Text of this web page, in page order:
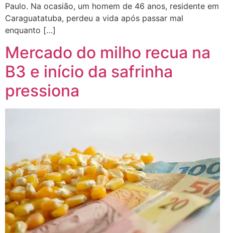
Paulo. Na ocasião, um homem de 46 anos, residente em
Caraguatatuba, perdeu a vida após passar mal
enquanto […]
Mercado do milho recua na
B3 e início da safrinha
pressiona